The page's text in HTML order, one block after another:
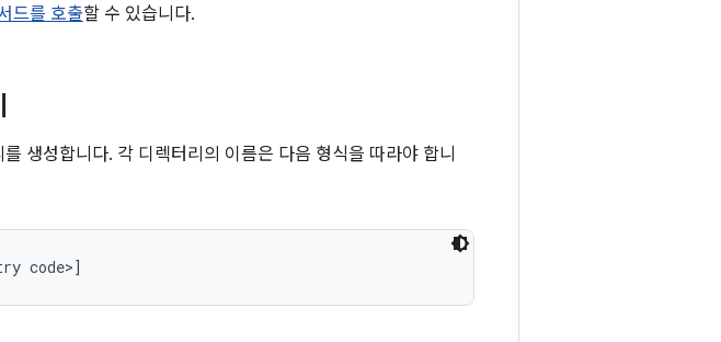
드를 호출할 수 있습니다.
생성합니다. 각 디렉터리의 이름은 다음 형식을 따라야 합니